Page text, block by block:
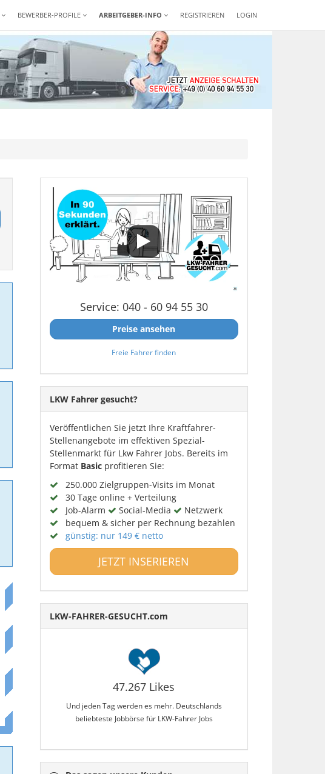
REGISTRIEREN LOGIN
BEWERBER-PROFILE ARBEITGEBER-INFO
Service: 040 - 60 94 55 30
Preise ansehen
Freie Fahrer finden
LKW Fahrer gesucht?
Veröffentlichen Sie jetzt Ihre Kraftfahrer-
Stellenangebote im effektiven Spezial-
Stellenmarkt für Lkw Fahrer Jobs. Bereits im
Format Basicprofitieren Sie:
250.000 Zielgruppen-Visits im Monat
30 Tage online + Verteilung
Job-Alarm
Social-Media
Netzwerk
bequem & sicher per Rechnung bezahlen
günstig: nur 149 € netto
JETZT INSERIEREN
LKW-FAHRER-GESUCHT.com
47.267 Likes
Und jeden Tag werden es mehr. Deutschlands
beliebteste Jobbörse für LKW-Fahrer Jobs